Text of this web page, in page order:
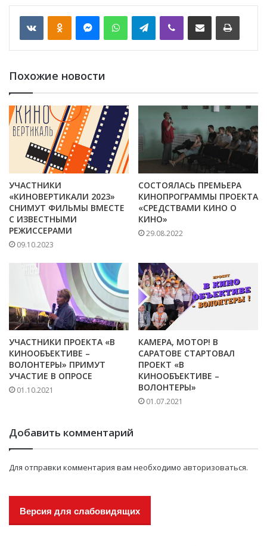
VKontakte WhatsApp Telegram
Похожие новости
УЧАСТНИКИ
«КИНОВЕРТИКАЛИ 2023»
СНИМУТ ФИЛЬМЫ ВМЕСТЕ
С ИЗВЕСТНЫМИ
РЕЖИССЕРАМИ
09.10.2023
СОСТОЯЛАСЬ ПРЕМЬЕРА
КИНОПРОГРАММЫ ПРОЕКТА
«СРЕДСТВАМИ КИНО О
КИНО»
29.08.2022
УЧАСТНИКИ ПРОЕКТА «В
КИНООБЪЕКТИВЕ –
ВОЛОНТЕРЫ» ПРИМУТ
УЧАСТИЕ В ОПРОСЕ
01.10.2021
КАМЕРА, МОТОР! В
САРАТОВЕ СТАРТОВАЛ
ПРОЕКТ «В
КИНООБЪЕКТИВЕ –
ВОЛОНТЕРЫ»
01.07.2021
Добавить комментарий
Для отправки комментария вам необходимо авторизоваться.
Версия для слабовидящих